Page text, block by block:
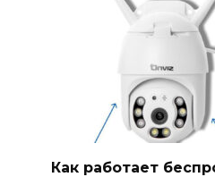
Как работает